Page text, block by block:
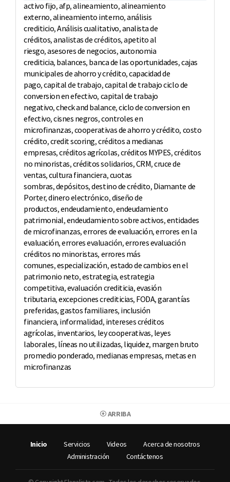
activo fijo,afp,alineamiento,alineamiento
externo,alineamiento interno,análisis
crediticio,Análisis cualitativo,analista de
créditos,analistas de créditos,apetito al
riesgo,asesores de negocios,autonomia
crediticia, balances, banca de las oportunidades,cajas
municipales de ahorro y crédito,capacidad de
pago,capital de trabajo,capital de trabajo ciclo de
conversion en efectivo, capital de trabajo
negativo,check and balance,ciclo de conversion en
efectivo,cisnes negros,controles en
microfinanzas,cooperativas de ahorro y crédito, costo
crédito,credit scoring,créditos a medianas
empresas,créditos agrícolas,créditos MYPES,créditos
no minoristas,créditos solidarios,CRM,cruce de
ventas,cultura financiera,cuotas
sombras,depósitos,destino de crédito, Diamante de
Porter,dinero electrónico,diseño de
productos,endeudamiento,endeudamiento
patrimonial,endeudamiento sobre activos,entidades
de microfinanzas,errores de evaluación,errores en la
evaluación,errores evaluación,errores evaluación
créditos no minoristas, errores más
comunes,especialización,estado de cambios en el
patrimonio neto,estrategia,estrategia
competitiva,evaluación crediticia,evasión
tributaria,excepciones crediticias, FODA,garantías
preferidas,gastos familiares, inclusión
financiera, informalidad, intereses créditos
agrícolas, inventarios, ley cooperativas, leyes
laborales, líneas no utilizadas, liquidez, margen bruto
promedio ponderado, medianas empresas, metas en
microfinanzas
ARRIBA
Inicio Servicios Videos
Acerca de nosotros
Administración
Contáctenos